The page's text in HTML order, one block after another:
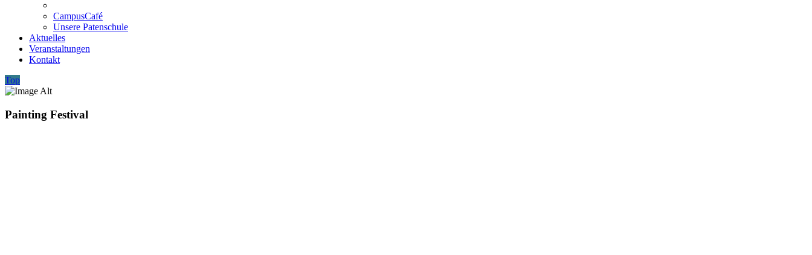
CampusCafé
Unsere Patenschule
Aktuelles
Veranstaltungen
Kontakt
Top
Painting Festival